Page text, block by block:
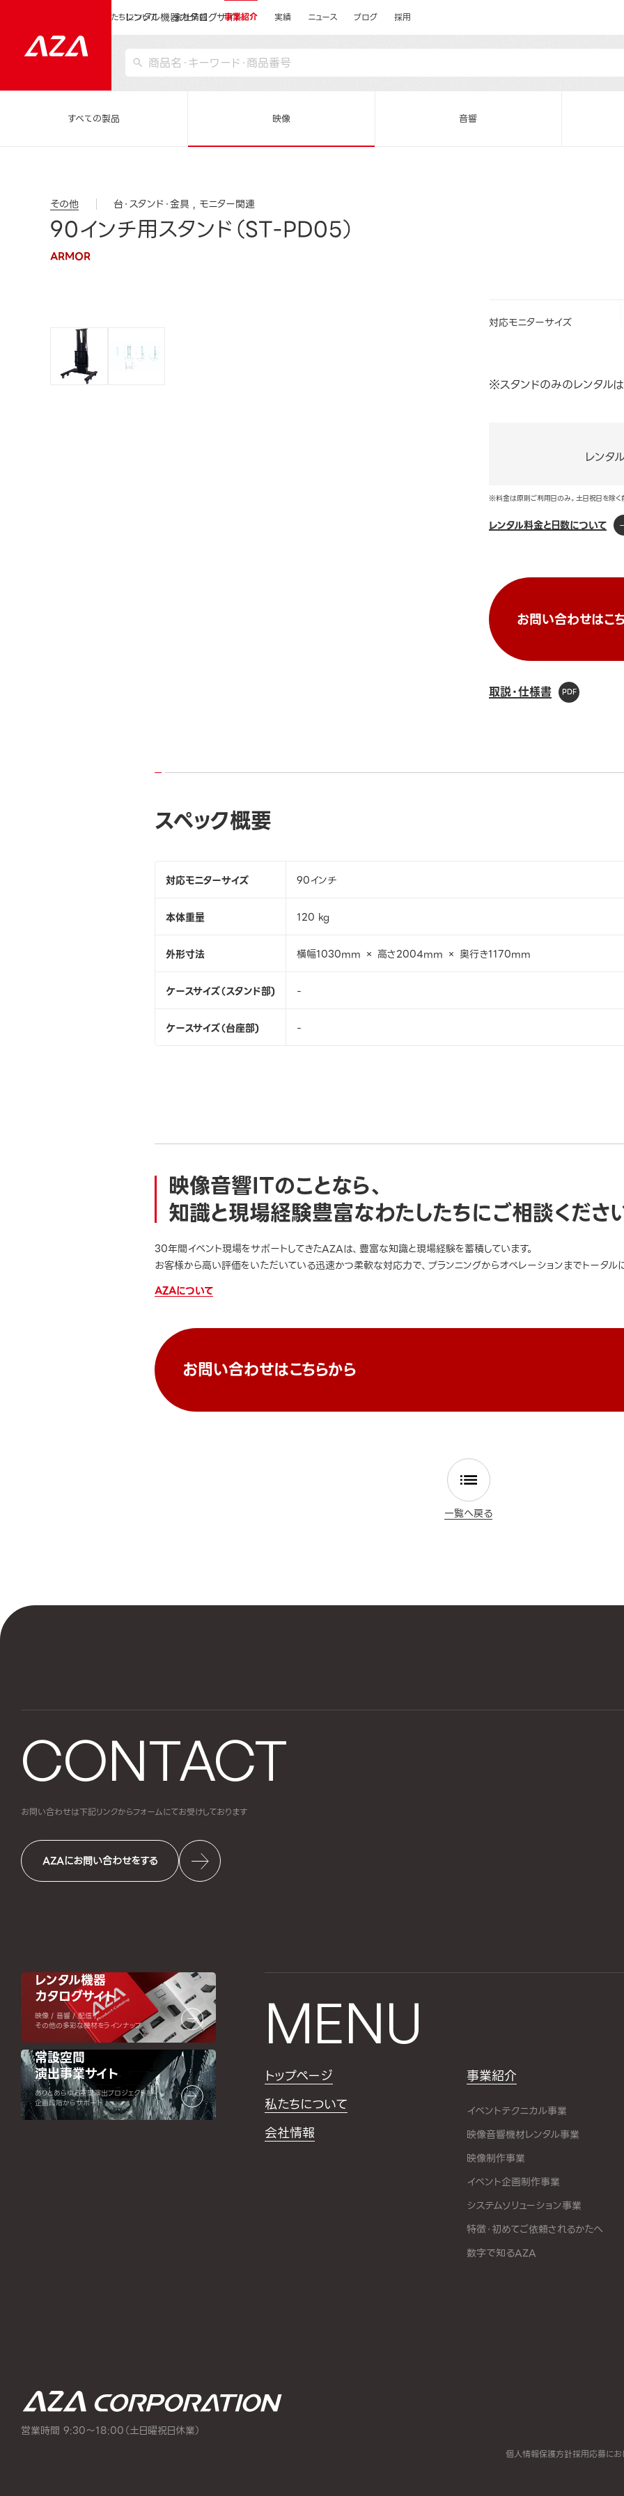
レンタル機器カタログサイト
私たちについて 会社情報 事業紹介 実績 ニュース ブログ 採用
すべての製品 映像 音響
その他 台・スタンド・金具 モニター関連
90インチ用スタンド（ST-PD05）
ARMOR
対応モニターサイズ
※スタンドのみのレンタル
レンタ
※料金は原則ご利用日のみ。土日祝日を除
レンタル料金と日数について
お問い合わせはこ
取説・仕様書
スペック概要
対応モニターサイズ 90インチ
本体重量 120 kg
外形寸法 横幅1030mm × 高さ2004mm × 奥行き1170mm
ケースサイズ（スタンド部) -
ケースサイズ（台座部) -
映像音響ITのことなら、
知識と現場経験豊富なわたしたちにご相談くださ
30年間イベント現場をサポートしてきたAZAは、豊富な知識と現場経験を蓄積しています。
お客様から高い評価をいただいている迅速かつ柔軟な対応力で、プランニングからオペレーションまでトータル
AZAについて
お問い合わせはこちらから
一覧へ戻る
CONTACT
お問い合わせは下記リンクからフォームにてお受けしております
AZAにお問い合わせをする
レンタル機器
カタログサイト
映像 / 音響 / 配信 /
その他の多彩な機材をラインナップ
常設空間
演出事業サイト
ありとあらゆる空間演出プロジェクトを
企画段階からサポート
MENU
トップページ
私たちについて
会社情報
事業紹介
イベントテクニカル事業
映像音響機材レンタル事業
映像制作事業
イベント企画制作事業
システムソリューション事業
特徴・初めてご依頼されるかたへ
数字で知るAZA
営業時間 9:30～18:00（土日曜祝日休業）
個人情報保護方針採用応募に